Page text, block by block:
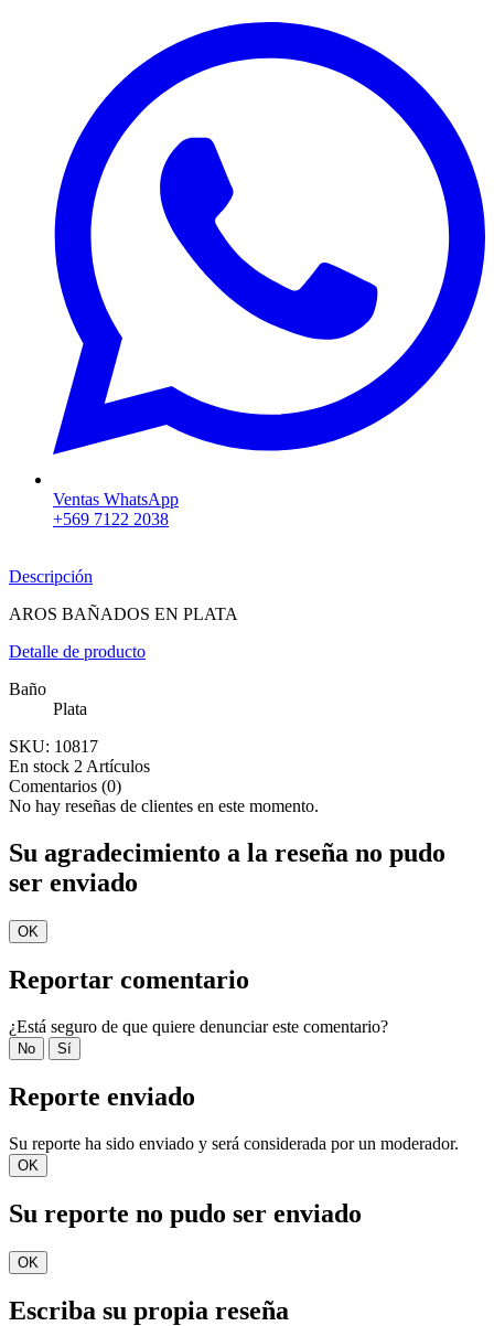
Ventas WhatsApp
+569 7122 2038
Descripción
AROS BAÑADOS EN PLATA
Detalle de producto
Baño
Plata
SKU: 10817
En stock 2 Artículos
Comentarios (0)
No hay reseñas de clientes en este momento.
Su agradecimiento a la reseña no pudo
ser enviado
OK
Reportar comentario
¿Está seguro de que quiere denunciar este comentario?
No Sí
Reporte enviado
Su reporte ha sido enviado y será considerada por un moderador.
OK
Su reporte no pudo ser enviado
OK
Escriba su propia reseña